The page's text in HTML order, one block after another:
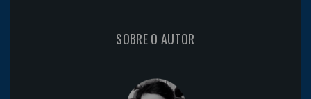
SOBRE O AUTOR